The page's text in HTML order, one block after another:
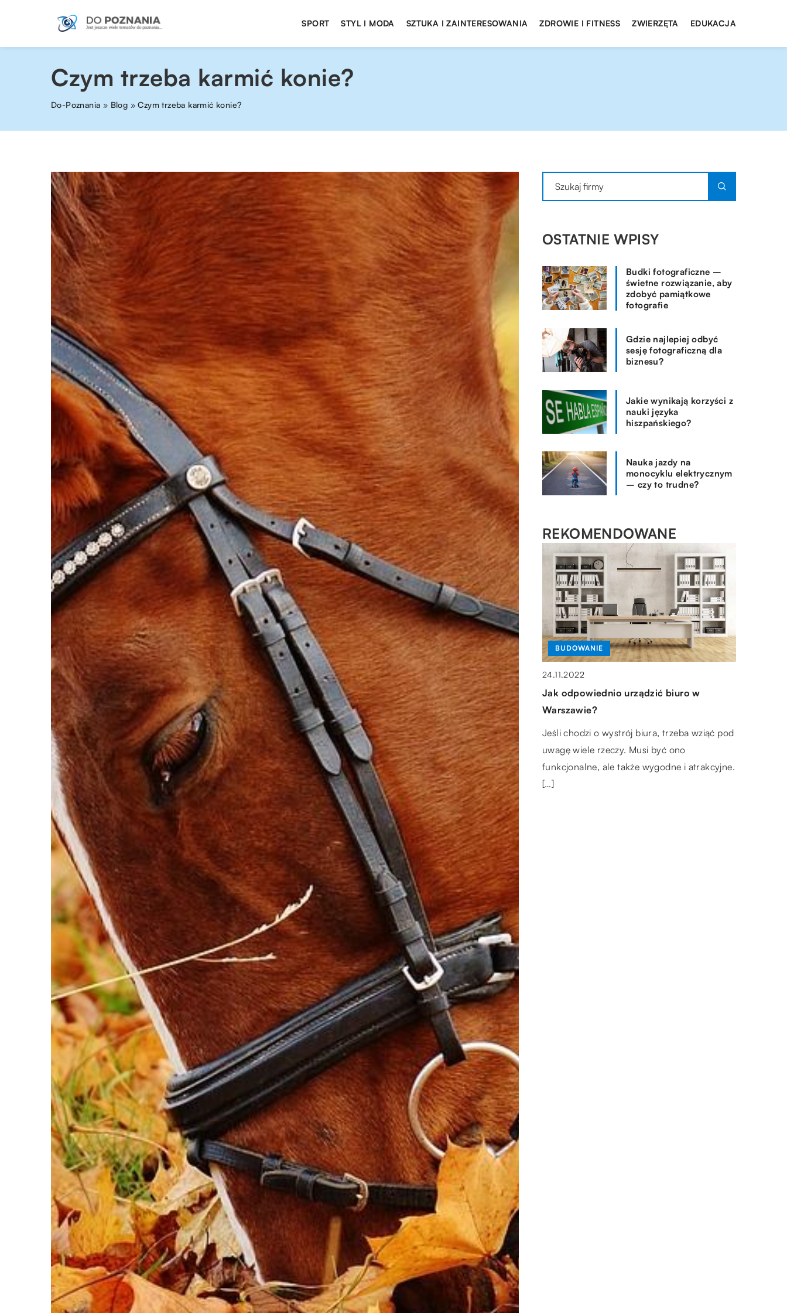
SPORT STYL I MODA SZTUKA I ZAINTERESOWANIA ZDROWIE I FITNESS ZWIERZĘTA EDUKACJA
Czym trzeba karmić konie?
Do-Poznania » Blog »Czym trzeba karmić konie?
OSTATNIE WPISY
Budki fotograficzne –
świetne rozwiązanie, aby
zdobyć pamiątkowe
fotografie
Gdzie najlepiej odbyć
sesję fotograficzną dla
biznesu?
Jakie wynikają korzyści z
nauki języka
hiszpańskiego?
Nauka jazdy na
monocyklu elektrycznym
– czy to trudne?
REKOMENDOWANE
LIFESTYLE
nas bezwarunkowo, bez względu na
BUDOWANIE
24.11.2022
Jak odpowiednio urządzić biuro w
Warszawie?
Jeśli chodzi o wystrój biura, trzeba wziąć pod
uwagę wiele rzeczy. Musi być ono
funkcjonalne, ale także wygodne i atrakcyjne.
[…]
LIFESTYLE
rosną w […]